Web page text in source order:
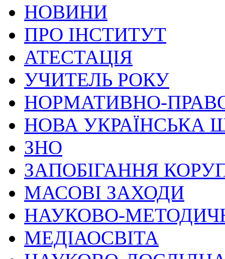
НОВИНИ
ПРО ІНСТИТУТ
АТЕСТАЦІЯ
УЧИТЕЛЬ РОКУ
НОРМАТИВНО-
НОВА УКРАЇНСЬКА
ЗНО
ЗАПОБІГАННЯ
МАСОВІ ЗАХОДИ
НАУКОВО-
МЕДІАОСВІТА